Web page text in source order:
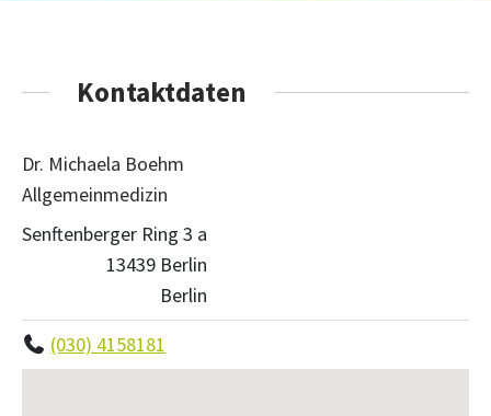
Kontaktdaten
Dr. Michaela Boehm
Allgemeinmedizin
Senftenberger Ring 3 a
13439 Berlin
Berlin
(030) 4158181